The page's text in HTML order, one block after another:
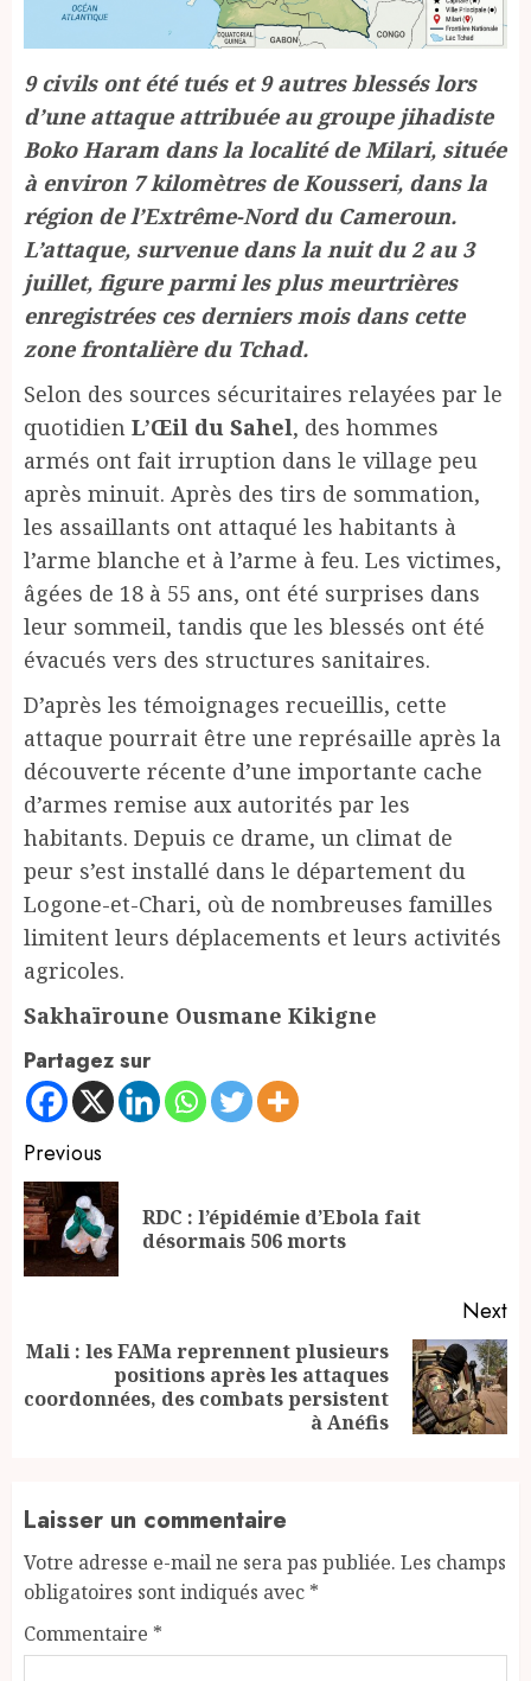
9 civils ont été tués et 9 autres blessés lors
d’une attaque attribuée au groupe jihadiste
Boko Haram dans la localité de Milari, située
à environ 7 kilomètres de Kousseri, dans la
région de l’Extrême-Nord du Cameroun.
L’attaque, survenue dans la nuit du 2 au 3
juillet, figure parmi les plus meurtrières
enregistrées ces derniers mois dans cette
zone frontalière du Tchad.
Selon des sources sécuritaires relayées par le
quotidien L’Œil du Sahel, des hommes
armés ont fait irruption dans le village peu
après minuit. Après des tirs de sommation,
les assaillants ont attaqué les habitants à
l’arme blanche et à l’arme à feu. Les victimes,
âgées de 18 à 55 ans, ont été surprises dans
leur sommeil, tandis que les blessés ont été
évacués vers des structures sanitaires.
D’après les témoignages recueillis, cette
attaque pourrait être une représaille après la
découverte récente d’une importante cache
d’armes remise aux autorités par les
habitants. Depuis ce drame, un climat de
peur s’est installé dans le département du
Logone-et-Chari, où de nombreuses familles
limitent leurs déplacements et leurs activités
agricoles.
Sakhaïroune Ousmane Kikigne
Partagez sur
Continue
Reading
Previous
RDC : l’épidémie d’Ebola fait
désormais 506 morts
Next
post:
Mali : les FAMa reprennent plusieurs
positions après les attaques
coordonnées, des combats persistent
à Anéfis
Laisser un commentaire
Votre adresse e-mail ne sera pas publiée. Les champs
obligatoires sont indiqués avec *
Commentaire *